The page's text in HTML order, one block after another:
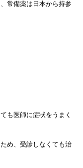
常備薬は日本から持参
も医師に症状をうまく
め、受診しなくても治